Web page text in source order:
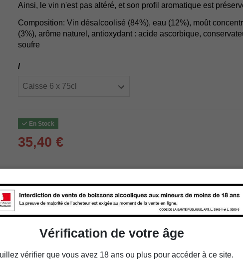
Ainsi, le vin n'est pas altéré, et son profil aromatique est
Composition: Vin désalcoolisé (84%), eau (12%), moût
(3%), arôme naturel, antioxydant : acide ascorbique,
soufre
/
En Stock
35,40 €
store Retrait en magasin
Ajouter au panier
Vérification de votre âge
vérifier que vous avez 18 ans ou plus pour accéder à ce site.